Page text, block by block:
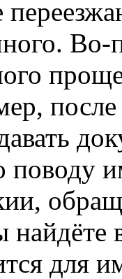
Во-
поводу
для